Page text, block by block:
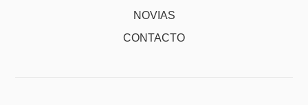
NOVIAS
CONTACTO